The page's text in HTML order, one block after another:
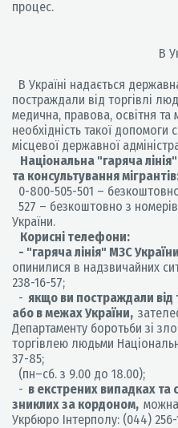
процес.
В
В Україні надається
постраждали від торгівлі
медична, правова, освітня та
необхідність такої
місцевої державної
Національна "гаряча
та консультування
0-800-505-501 –
527 – безкоштовно з
України.
Корисні телефони:
- "гаряча лінія" МЗС
опинилися в надзвичайних
238-16-57;
- якщо ви постраждали від
або в межах України,
Департаменту боротьби зі
торгівлею людьми
37-85;
(пн–сб. з 9.00 до 18.00);
- в екстрених випадках та
зниклих за кордоном,
Укрбюро Інтерполу: (044)